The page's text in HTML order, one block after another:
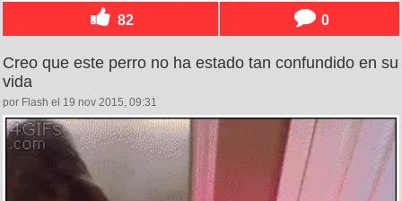
82 0
Creo que este perro no ha estado tan confundido en su
vida
por Flash el 19 nov 2015, 09:31